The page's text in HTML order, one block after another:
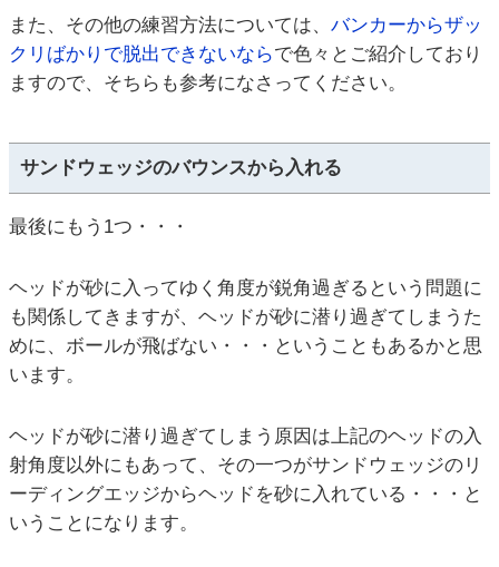
また、その他の練習方法については、 バンカーからザッ
クリばかりで脱出できないならで色々とご紹介しており
ますので、そちらも参考になさってください。
サンドウェッジのバウンスから入れる
最後にもう1つ・・・
ヘッドが砂に入ってゆく角度が鋭角過ぎるという問題に
も関係してきますが、ヘッドが砂に潜り過ぎてしまうた
めに、ボールが飛ばない・・・ということもあるかと思
います。
ヘッドが砂に潜り過ぎてしまう原因は上記のヘッドの入
射角度以外にもあって、その一つがサンドウェッジのリ
ーディングエッジからヘッドを砂に入れている・・・と
いうことになります。